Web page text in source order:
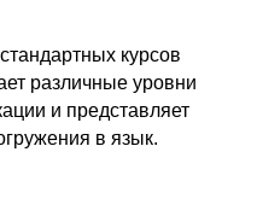
курсов
различные уровни
и представляет
в язык.